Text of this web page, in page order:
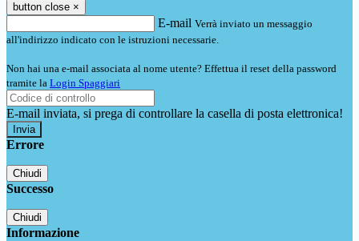
button close ×
E-mail Verrà inviato un messaggio
all'indirizzo indicato con le istruzioni necessarie.
Non hai una e-mail associata al nome utente? Effettua il reset della password
tramite la Login Spaggiari
E-mail inviata, si prega di controllare la casella di posta elettronica!
Errore
Chiudi
Successo
Chiudi
Informazione